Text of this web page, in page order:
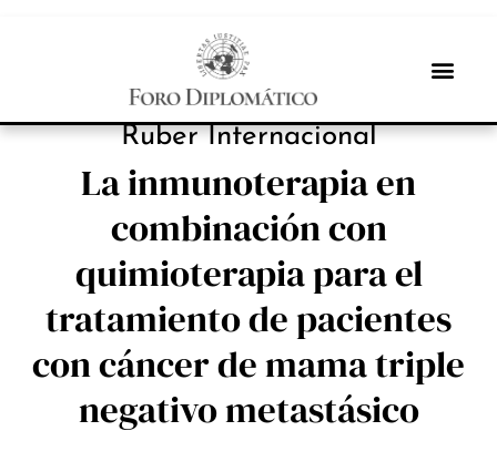
INBOX INTERNACIONAL
Ruber Internacional
La inmunoterapia en
combinación con
quimioterapia para el
tratamiento de pacientes
con cáncer de mama triple
negativo metastásico